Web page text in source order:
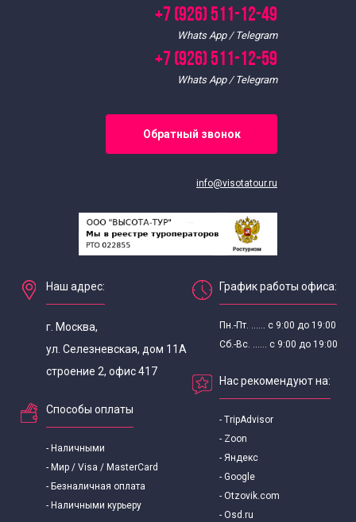
+7 (926) 511-12-49
Whats App / Telegram
+7 (926) 511-12-59
Whats App / Telegram
Обратный звонок
info@visotatour.ru
Наш адрес:
г. Москва,
ул. Селезневская, дом 11А
строение 2, офис 417
Способы оплаты
- Наличными
- Мир / Visa / MasterCard
- Безналичная оплата
- Наличными курьеру
График работы офиса:
Пн.-Пт. ...... с 9:00 до 19:00
Сб.-Вс. ...... с 9:00 до 19:00
Нас рекомендуют на:
- TripAdvisor
- Zoon
- Яндекс
- Google
- Otzovik.com
- Osd.ru